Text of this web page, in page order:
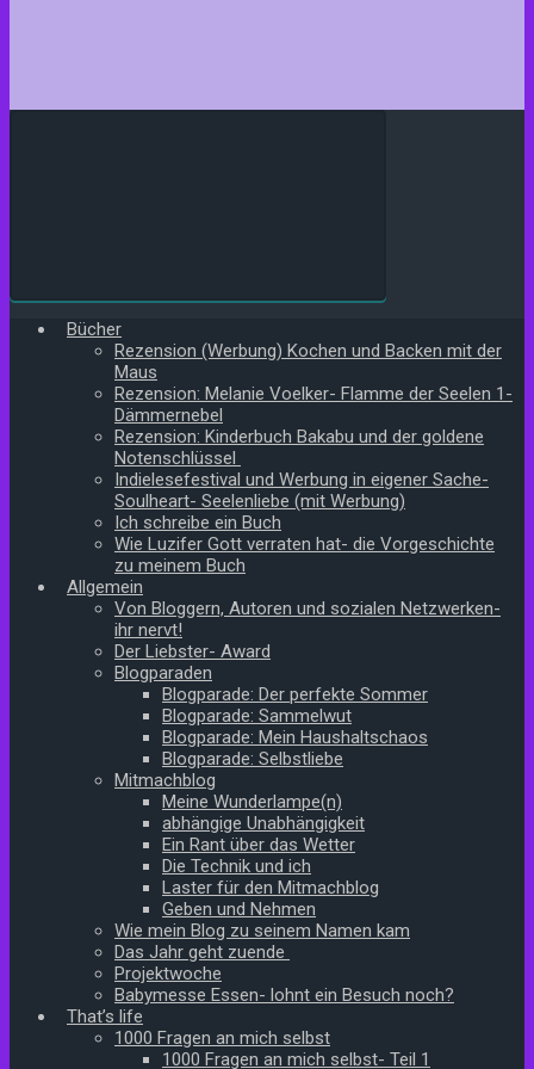
Bücher
Rezension (Werbung) Kochen und Backen mit der
Maus
Rezension: Melanie Voelker- Flamme der Seelen 1-
Dämmernebel
Rezension: Kinderbuch Bakabu und der goldene
Notenschlüssel
Indielesefestival und Werbung in eigener Sache-
Soulheart- Seelenliebe (mit Werbung)
Ich schreibe ein Buch
Wie Luzifer Gott verraten hat- die Vorgeschichte
zu meinem Buch
Allgemein
Von Bloggern, Autoren und sozialen Netzwerken-
ihr nervt!
Der Liebster- Award
Blogparaden
Blogparade: Der perfekte Sommer
Blogparade: Sammelwut
Blogparade: Mein Haushaltschaos
Blogparade: Selbstliebe
Mitmachblog
Meine Wunderlampe(n)
abhängige Unabhängigkeit
Ein Rant über das Wetter
Die Technik und ich
Laster für den Mitmachblog
Geben und Nehmen
Wie mein Blog zu seinem Namen kam
Das Jahr geht zuende
Projektwoche
Babymesse Essen- lohnt ein Besuch noch?
That’s life
1000 Fragen an mich selbst
1000 Fragen an mich selbst- Teil 1